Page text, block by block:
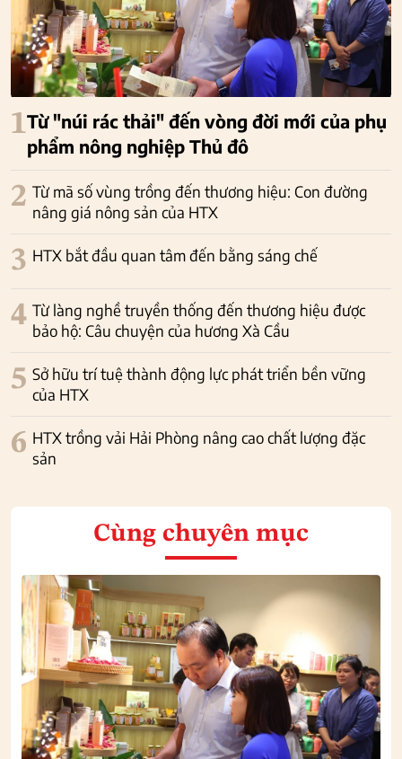
1Từ "núi rác thải" đến vòng đời mới của phụ
phẩm nông nghiệp Thủ đô
2 Từ mã số vùng trồng đến thương hiệu: Con đường
nâng giá nông sản của HTX
3 HTX bắt đầu quan tâm đến bằng sáng chế
4 Từ làng nghề truyền thống đến thương hiệu được
bảo hộ: Câu chuyện của hương Xà Cầu
5 Sở hữu trí tuệ thành động lực phát triển bền vững
của HTX
6 HTX trồng vải Hải Phòng nâng cao chất lượng đặc
sản
Cùng chuyên mục